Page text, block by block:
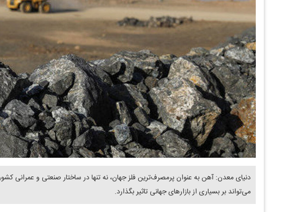
دنیای معدن: آهن به عنوان پرمصرف‌ترین فلز جهان، نه تنها در ساختار صنعتی و عمرانی
می‌تواند بر بسیاری از بازارهای جهانی تاثیر بگذارد.